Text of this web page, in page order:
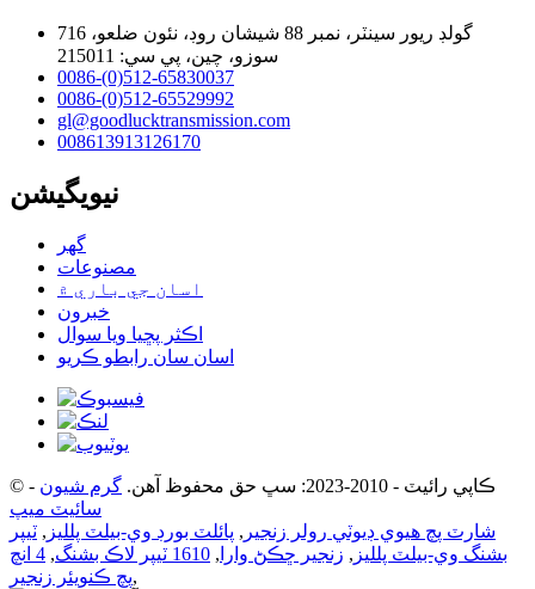
716 گولڊ ريور سينٽر، نمبر 88 شيشان روڊ، نئون ضلعو،
سوزو، چين، پي سي: 215011
0086-(0)512-65830037
0086-(0)512-65529992
gl@goodlucktransmission.com
008613913126170
نيويگيشن
گھر
مصنوعات
اسان جي باري ۾
خبرون
اڪثر پڇيا ويا سوال
اسان سان رابطو ڪريو
© ڪاپي رائيٽ - 2010-2023: سڀ حق محفوظ آهن. گرم شيون -
سائيٽ ميپ
شارٽ پچ هيوي ڊيوٽي رولر زنجير , پائلٽ بورڊ وي-بيلٽ پلليز , ٽيپر
بشنگ وي-بيلٽ پلليز , زنجير ڇڪڻ وارا , 1610 ٽيپر لاڪ بشنگ ,
4 انچ
پچ ڪنويئر زنجير,